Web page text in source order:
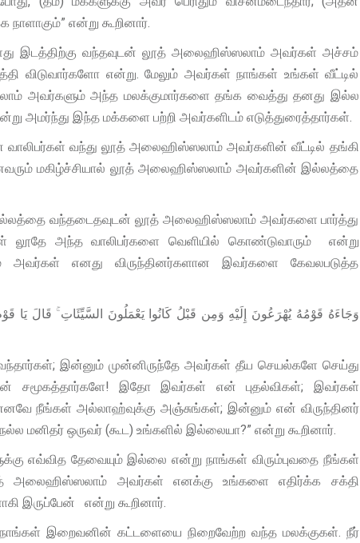
நாளாகும்” என்று கூறினார்.
இடத்திற்கு வந்தவுடன் லூத் அலைஹிஸ்ஸலாம் அவர்கள் அச்சம்
விடுவார்களோ என்று. மேலும் அவர்கள் நாங்கள் உங்கள் வீட்டில்
அவர்களும் அந்த மலக்குமார்களை தங்க வைத்து தனது இல்ல
அமர்ந்து இந்த மக்களை பற்றி அவர்களிடம் எடுத்துரைத்தார்கள்.
வாலிபர்கள் வந்து லூத் அலைஹிஸ்ஸலாம் அவர்களின் வீட்டில் தங்கி
மகிழ்ச்சியால் லூத் அலைஹிஸ்ஸலாம் அவர்களின் இல்லத்தை
வந்தடைதவுடன் லூத் அலைஹிஸ்ஸலாம் அவர்களை பார்த்து
லூதே அந்த வாலிபர்களை வெளியில் கொண்டுவாரும் என்று
எனது விருந்தினர்களான இவர்களை கேவலபடுத்த
وَجَاءَهُ قَوْمُهُ يُهْرَعُونَ إِلَيْهِ وَمِن قَبْلُ كَانُوا يَعْمَلُونَ السَّيِّئَاتِ ۚ قَالَ يَا
இன்னும் முன்னிருந்தே அவர்கள் தீய செயல்களே செய்து
சமூகத்தார்களே! இதோ இவர்கள் என் புதல்விகள்; இவர்கள்
எனவே நீங்கள் அல்லாஹ்வுக்கு அஞ்சுங்கள்; இன்னும் என் விருந்தினர்
ஒருவர் (கூட) உங்களில் இல்லையா?” என்று கூறினார்.
எவ்வித தேவையும் இல்லை என்று நாங்கள் விரும்புவதை நீங்கள்
அலைஹிஸ்ஸலாம் அவர்கள் எனக்கு உங்களை எதிர்க்க சக்தி
இருப்பேன் என்று கூறினார்.
இறைவனின் கட்டளையை நிறைவேற்ற வந்த மலக்குகள். நீர்